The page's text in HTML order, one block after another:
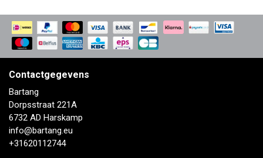
Contactgegevens
Bartang
Dorpsstraat 221A
6732 AD Harskamp
info@bartang.eu
+31620112744